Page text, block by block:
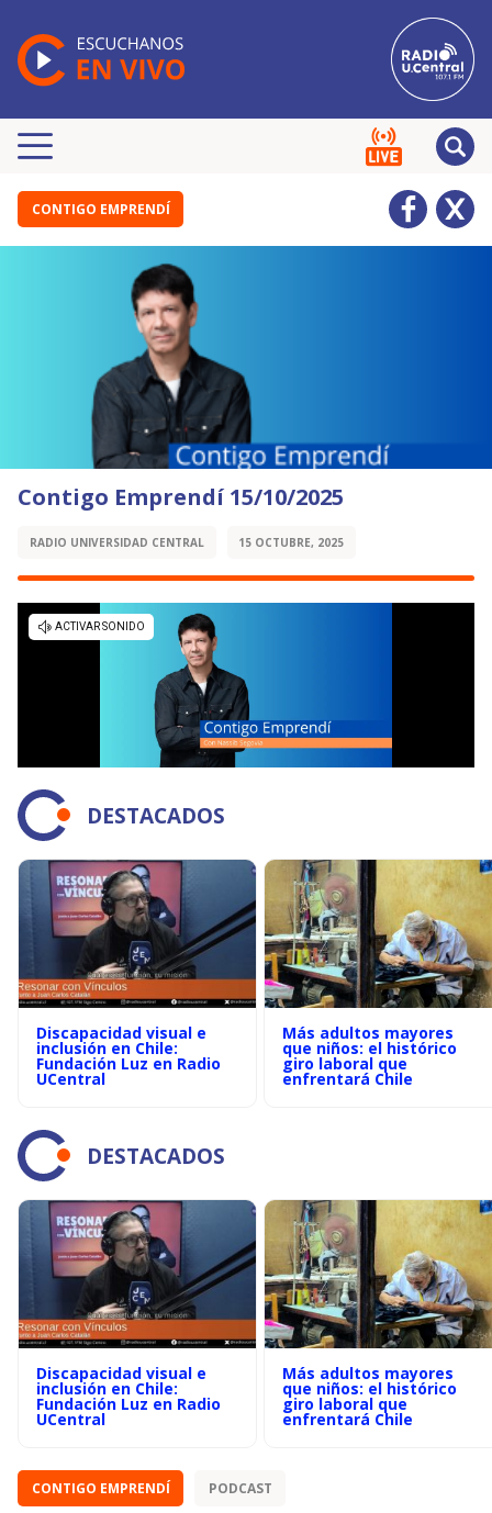
CONTIGO EMPRENDÍ
Contigo Emprendí 15/10/2025
RADIO UNIVERSIDAD CENTRAL 15 OCTUBRE, 2025
DESTACADOS
Discapacidad visual e
inclusión en Chile:
Fundación Luz en Radio
UCentral
Más adultos mayores
que niños: el histórico
giro laboral que
enfrentará Chile
DESTACADOS
Discapacidad visual e
inclusión en Chile:
Fundación Luz en Radio
UCentral
Más adultos mayores
que niños: el histórico
giro laboral que
enfrentará Chile
CONTIGO EMPRENDÍ PODCAST